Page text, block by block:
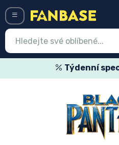
Týdenní
Nejnovější věci